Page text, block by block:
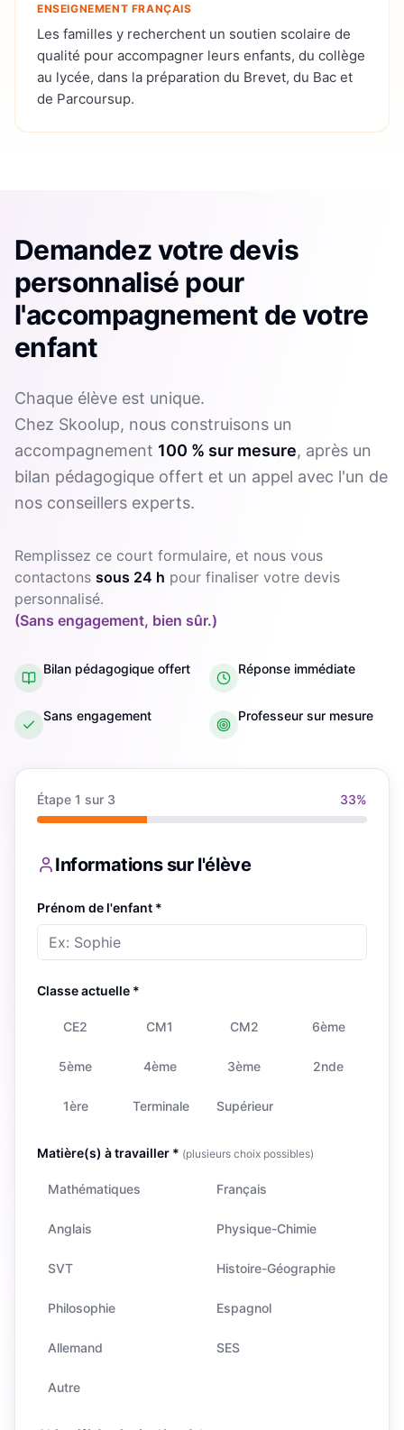
ENSEIGNEMENT FRANÇAIS
Les familles y recherchent un soutien scolaire de
qualité pour accompagner leurs enfants, du collège
au lycée, dans la préparation du Brevet, du Bac et
de Parcoursup.
Demandez votre devis
personnalisé pour
l'accompagnement de votre
enfant
Chaque élève est unique.
Chez Skoolup, nous construisons un
accompagnement 100 % sur mesure, après un
bilan pédagogique offert et un appel avec l'un de
nos conseillers experts.
Remplissez ce court formulaire, et nous vous
contactons sous 24 h pour finaliser votre devis
personnalisé.
(Sans engagement, bien sûr.)
Bilan pédagogique offert Réponse immédiate
Sans engagement Professeur sur mesure
Étape 1 sur 3 33%
Informations sur l'élève
Prénom de l'enfant *
Classe actuelle *
CE2 CM1 CM2 6ème
5ème 4ème 3ème 2nde
1ère Terminale Supérieur
Matière(s) à travailler * (plusieurs choix possibles)
Mathématiques Français
Anglais Physique-Chimie
SVT Histoire-Géographie
Philosophie Espagnol
Allemand SES
Autre